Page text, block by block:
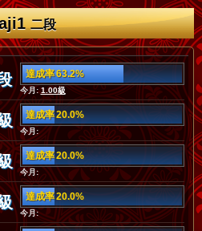
二段
達成率 63.2%
今月:1.00級
達成率 20.0%
今月:
達成率 20.0%
今月:
達成率 20.0%
今月: